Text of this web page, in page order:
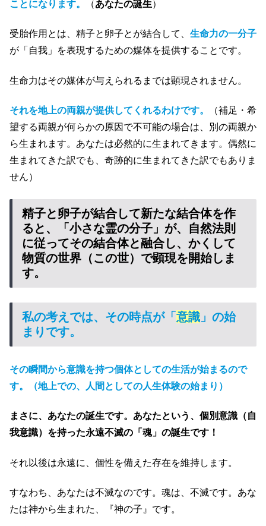
ことになります。
（あなたの誕生）
受胎作用とは、精子と卵子とが結合して、 生命力の一分子
が「自我」を表現するための媒体を提供することです。
生命力はその媒体が与えられるまでは顕現されません。
それを地上の両親が提供してくれるわけです。
（補足・希
望する両親が何らかの原因で不可能の場合は、別の両親か
ら生まれます。あなたは必然的に生まれてきます。偶然に
生まれてきた訳でも、奇跡的に生まれてきた訳でもありま
せん）
精子と卵子が結合して新たな結合体を作
ると、「小さな霊の分子」が、自然法則
に従ってその結合体と融合し、かくして
物質の世界（この世）で顕現を開始しま
す。
私の考えでは、その時点が「 意識 」の始
まりです。
その瞬間から意識を持つ個体としての生活が始まるので
す。（地上での、人間としての人生体験の始まり）
まさに、あなたの誕生です。あなたという、個別意識（自
我意識）を持った永遠不滅の「魂」の誕生です！
それ以後は永遠に、個性を備えた存在を維持します。
すなわち、あなたは不滅なのです。魂は、不滅です。あな
たは神から生まれた、『神の子』です。